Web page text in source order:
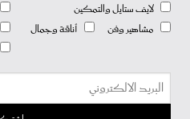
لايف ستايل والتمكين
مشاهير وفن
أناقة وجمال